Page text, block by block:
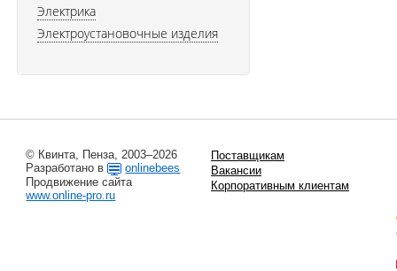
Электрика
Электроустановочные изделия
© Квинта, Пенза, 2003–2026
Разработано в
onlinebees
Продвижение сайта
www.online-pro.ru
Поставщикам
Вакансии
Корпоративным клиентам